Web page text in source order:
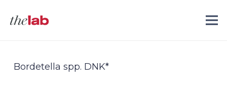
Bordetella spp. DNK*